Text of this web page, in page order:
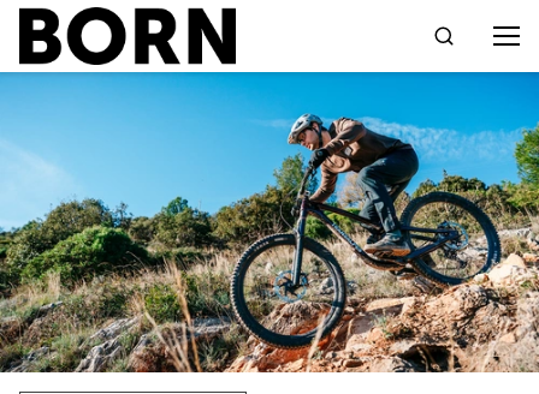
Drücken Sie die Eingabetaste zum Suchen